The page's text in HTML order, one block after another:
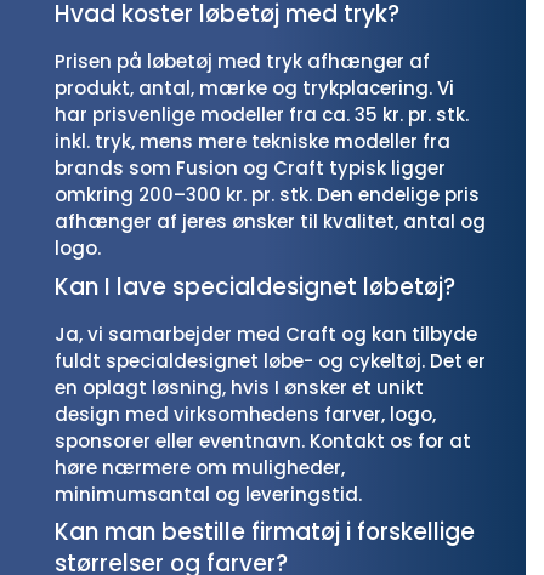
Hvad koster løbetøj med tryk?
Prisen på løbetøj med tryk afhænger af
produkt, antal, mærke og trykplacering. Vi
har prisvenlige modeller fra ca. 35 kr. pr. stk.
inkl. tryk, mens mere tekniske modeller fra
brands som Fusion og Craft typisk ligger
omkring 200–300 kr. pr. stk. Den endelige pris
afhænger af jeres ønsker til kvalitet, antal og
logo.
Kan I lave specialdesignet løbetøj?
Ja, vi samarbejder med Craft og kan tilbyde
fuldt specialdesignet løbe- og cykeltøj. Det er
en oplagt løsning, hvis I ønsker et unikt
design med virksomhedens farver, logo,
sponsorer eller eventnavn. Kontakt os for at
høre nærmere om muligheder,
minimumsantal og leveringstid.
Kan man bestille firmatøj i forskellige
størrelser og farver?